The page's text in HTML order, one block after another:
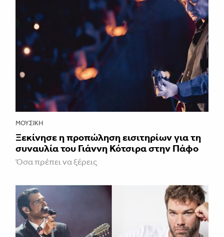
ΜΟΥΣΙΚΉ
Ξεκίνησε η προπώληση εισιτηρίων για τη
συναυλία του Γιάννη Κότσιρα στην Πάφο
Όσα πρέπει να ξέρεις